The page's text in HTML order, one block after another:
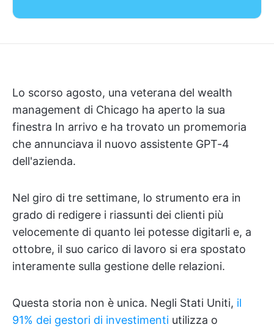
Lo scorso agosto, una veterana del wealth
management di Chicago ha aperto la sua
finestra In arrivo e ha trovato un promemoria
che annunciava il nuovo assistente GPT-4
dell'azienda.
Nel giro di tre settimane, lo strumento era in
grado di redigere i riassunti dei clienti più
velocemente di quanto lei potesse digitarli e, a
ottobre, il suo carico di lavoro si era spostato
interamente sulla gestione delle relazioni.
Questa storia non è unica. Negli Stati Uniti, il
91% dei gestori di investimenti utilizza o